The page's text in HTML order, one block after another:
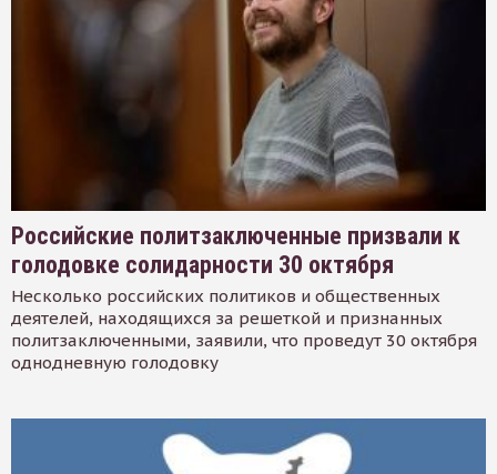
Российские политзаключенные призвали к
голодовке солидарности 30 октября
Несколько российских политиков и общественных
деятелей, находящихся за решеткой и признанных
политзаключенными, заявили, что проведут 30 октября
однодневную голодовку